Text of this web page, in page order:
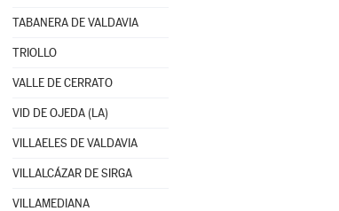
TABANERA DE VALDAVIA
TRIOLLO
VALLE DE CERRATO
VID DE OJEDA (LA)
VILLAELES DE VALDAVIA
VILLALCÁZAR DE SIRGA
VILLAMEDIANA